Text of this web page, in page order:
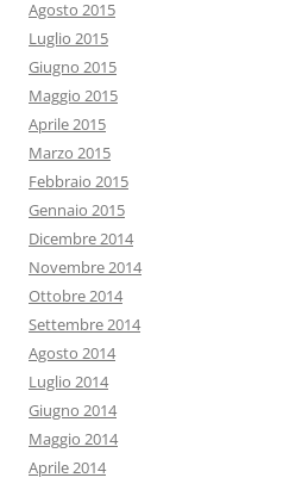
Agosto 2015
Luglio 2015
Giugno 2015
Maggio 2015
Aprile 2015
Marzo 2015
Febbraio 2015
Gennaio 2015
Dicembre 2014
Novembre 2014
Ottobre 2014
Settembre 2014
Agosto 2014
Luglio 2014
Giugno 2014
Maggio 2014
Aprile 2014